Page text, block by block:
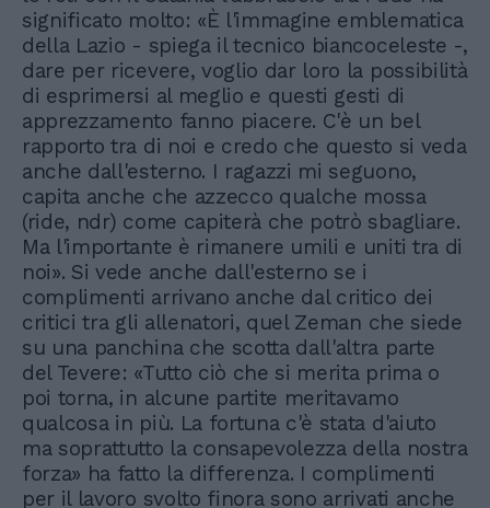
significato molto: «È l'immagine emblematica
della Lazio - spiega il tecnico biancoceleste -,
dare per ricevere, voglio dar loro la possibilità
di esprimersi al meglio e questi gesti di
apprezzamento fanno piacere. C'è un bel
rapporto tra di noi e credo che questo si veda
anche dall'esterno. I ragazzi mi seguono,
capita anche che azzecco qualche mossa
(ride, ndr) come capiterà che potrò sbagliare.
Ma l'importante è rimanere umili e uniti tra di
noi». Si vede anche dall'esterno se i
complimenti arrivano anche dal critico dei
critici tra gli allenatori, quel Zeman che siede
su una panchina che scotta dall'altra parte
del Tevere: «Tutto ciò che si merita prima o
poi torna, in alcune partite meritavamo
qualcosa in più. La fortuna c'è stata d'aiuto
ma soprattutto la consapevolezza della nostra
forza» ha fatto la differenza. I complimenti
per il lavoro svolto finora sono arrivati anche